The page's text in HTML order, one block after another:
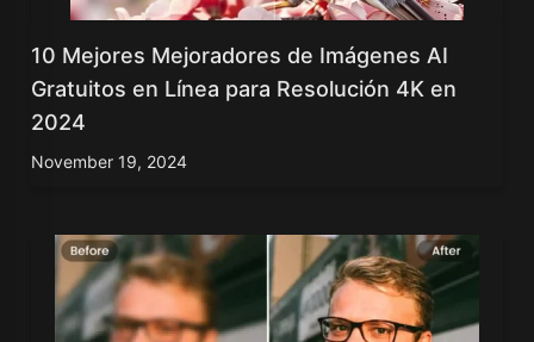
10 Mejores Mejoradores de Imágenes AI
Gratuitos en Línea para Resolución 4K en
2024
November 19, 2024